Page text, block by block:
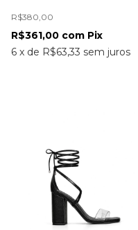
R$380,00
6 x de R$63,33 sem juros
R$361,00 com Pix